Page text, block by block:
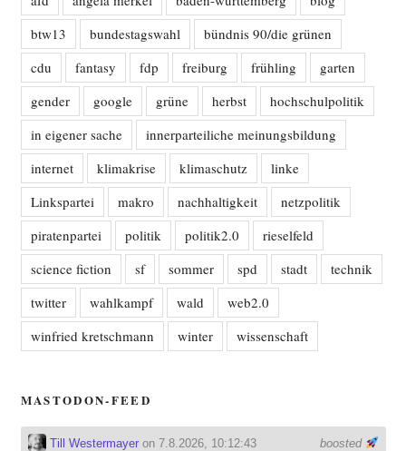
btw13
bundestagswahl
bündnis 90/die grünen
cdu
fantasy fdp freiburg frühling
garten
gender
google grüne herbst
hochschulpolitik
in eigener sache
innerparteiliche meinungsbildung
internet
klimakrise klimaschutz
linke
Linkspartei
makro nachhaltigkeit
netzpolitik
piratenpartei
politik politik2.0
rieselfeld
science fiction
sf sommer spd stadt
technik
twitter
wahlkampf wald
web2.0
winfried kretschmann
winter wissenschaft
MASTODON-FEED
boosted
Till Westermayeron 7.8.2026, 10:12:43